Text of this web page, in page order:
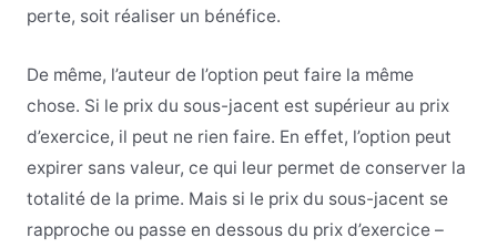
perte, soit réaliser un bénéfice.
De même, l’auteur de l’option peut faire la même
chose. Si le prix du sous-jacent est supérieur au prix
d’exercice, il peut ne rien faire. En effet, l’option peut
expirer sans valeur, ce qui leur permet de conserver la
totalité de la prime. Mais si le prix du sous-jacent se
rapproche ou passe en dessous du prix d’exercice –